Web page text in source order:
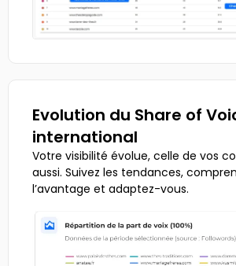
Evolution du Share of
international
Votre visibilité évolue, celle de vos
aussi. Suivez les tendances,
l’avantage et adaptez-vous.